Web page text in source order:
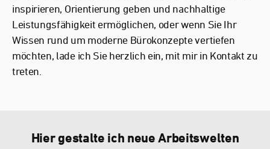
inspirieren, Orientierung geben und nachhaltige
Leistungsfähigkeit ermöglichen, oder wenn Sie Ihr
Wissen rund um moderne Bürokonzepte vertiefen
möchten, lade ich Sie herzlich ein, mit mir in Kontakt zu
treten.
Hier gestalte ich neue Arbeitswelten